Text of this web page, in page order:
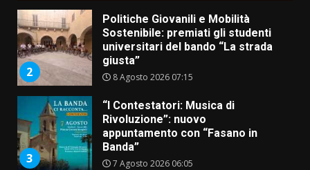
2
Politiche Giovanili e Mobilità
Sostenibile: premiati gli studenti
universitari del bando “La strada
giusta”
8 Agosto 2026 07:15
3
“I Contestatori: Musica di
Rivoluzione”: nuovo
appuntamento con “Fasano in
Banda”
7 Agosto 2026 06:05